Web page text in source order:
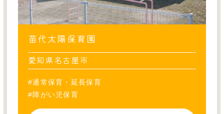
苗代太陽保育園
愛知県名古屋市
#通常保育・延長保育
#障がい児保育